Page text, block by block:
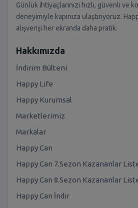
Günlük ihtiyaçlarınızı hızlı, güvenli ve
deneyimiyle kapınıza ulaştırıyoruz.
alışverişi her ekranda daha pratik.
Hakkımızda
İndirim Bülteni
Happy Life
Happy Kurumsal
Marketlerimiz
Markalar
Happy Can
Happy Can 7.Sezon Kazananlar
Happy Can 8.Sezon Kazananlar
Happy Can İndir